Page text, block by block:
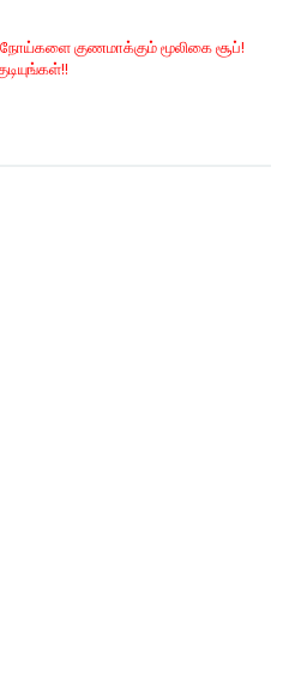
நோய்களை குணமாக்கும் மூலிகை சூப்!